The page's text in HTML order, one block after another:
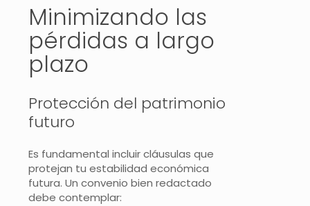
Minimizando las
pérdidas a largo
plazo
Protección del patrimonio
futuro
Es fundamental incluir cláusulas que
protejan tu estabilidad económica
futura. Un convenio bien redactado
debe contemplar: